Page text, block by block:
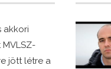
akkori
jött létre a